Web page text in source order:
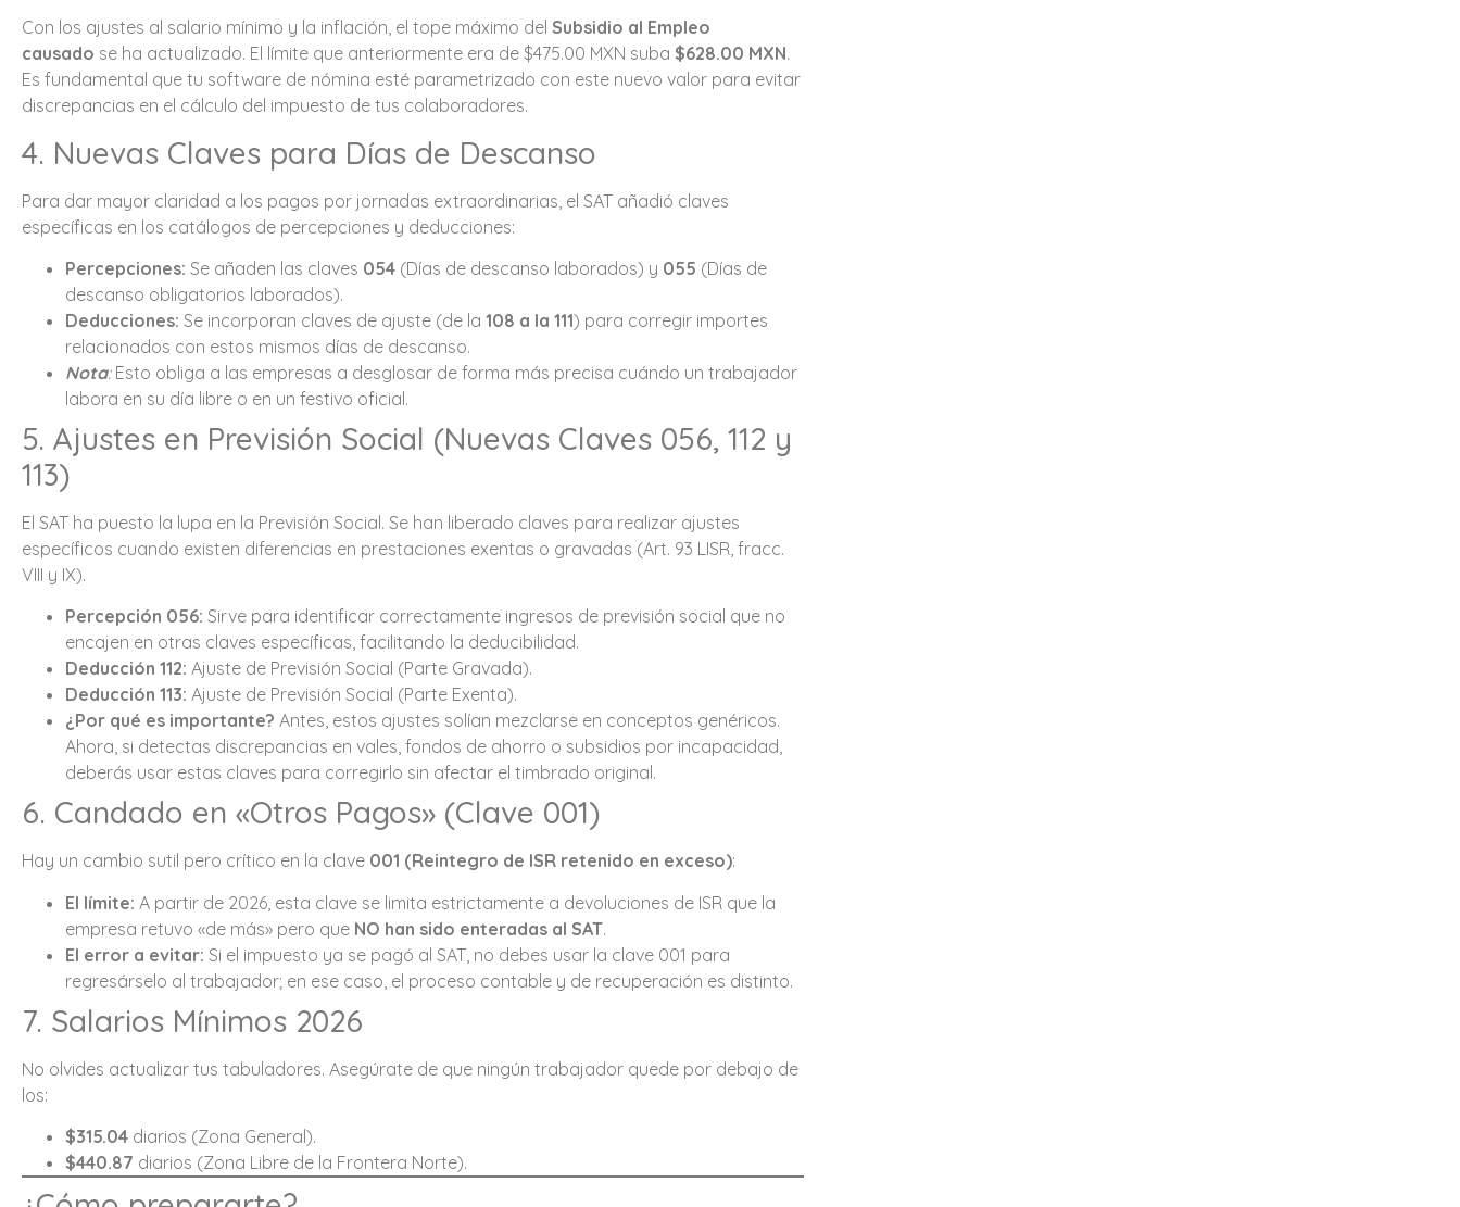
Con los ajustes al salario mínimo y la inflación, el tope máximo del Subsidio al Empleo
causado se ha actualizado. El límite que anteriormente era de $475.00 MXN suba $628.00 MXN.
Es fundamental que tu software de nómina esté parametrizado con este nuevo valor para evitar
discrepancias en el cálculo del impuesto de tus colaboradores.
4. Nuevas Claves para Días de Descanso
Para dar mayor claridad a los pagos por jornadas extraordinarias, el SAT añadió claves
específicas en los catálogos de percepciones y deducciones:
Percepciones: Se añaden las claves 054 (Días de descanso laborados) y 055 (Días de
descanso obligatorios laborados).
Deducciones: Se incorporan claves de ajuste (de la 108 a la 111) para corregir importes
relacionados con estos mismos días de descanso.
Nota:Esto obliga a las empresas a desglosar de forma más precisa cuándo un trabajador
labora en su día libre o en un festivo oficial.
5. Ajustes en Previsión Social (Nuevas Claves 056, 112 y
113)
El SAT ha puesto la lupa en la Previsión Social. Se han liberado claves para realizar ajustes
específicos cuando existen diferencias en prestaciones exentas o gravadas (Art. 93 LISR, fracc.
VIII y IX).
Percepción 056: Sirve para identificar correctamente ingresos de previsión social que no
encajen en otras claves específicas, facilitando la deducibilidad.
Deducción 112: Ajuste de Previsión Social (Parte Gravada).
Deducción 113: Ajuste de Previsión Social (Parte Exenta).
¿Por qué es importante? Antes, estos ajustes solían mezclarse en conceptos genéricos.
Ahora, si detectas discrepancias en vales, fondos de ahorro o subsidios por incapacidad,
deberás usar estas claves para corregirlo sin afectar el timbrado original.
6. Candado en «Otros Pagos» (Clave 001)
Hay un cambio sutil pero crítico en la clave 001 (Reintegro de ISR retenido en exceso):
El límite: A partir de 2026, esta clave se limita estrictamente a devoluciones de ISR que la
empresa retuvo «de más» pero que NO han sido enteradas al SAT.
El error a evitar: Si el impuesto ya se pagó al SAT, no debes usar la clave 001 para
regresárselo al trabajador; en ese caso, el proceso contable y de recuperación es distinto.
7. Salarios Mínimos 2026
No olvides actualizar tus tabuladores. Asegúrate de que ningún trabajador quede por debajo de
los:
$315.04 diarios (Zona General).
$440.87 diarios (Zona Libre de la Frontera Norte).